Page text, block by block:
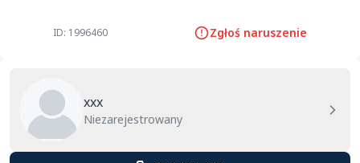
ID: 1996460 Zgłoś naruszenie
xxx
Niezarejestrowany